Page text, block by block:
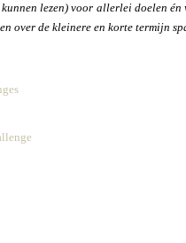
lezen) voor allerlei doelen én
over de kleinere en korte termijn